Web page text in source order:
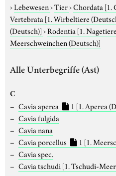
›Lebewesen›Tier›Chordata [1.
Vertebrata [1. Wirbeltiere
(Deutsch)]›Rodentia [1.
Meerschweinchen (Deutsch)]
Alle Unterbegriffe (Ast)
C
Cavia aperea 1 [1. Aperea
Cavia fulgida
Cavia nana
Cavia porcellus
1 [1.
Cavia spec.
Cavia tschudi [1. Tschudi-